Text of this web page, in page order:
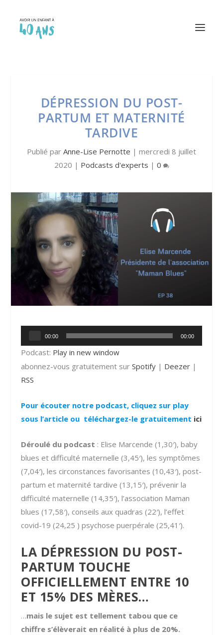
DÉPRESSION DU POST-
PARTUM ET MATERNITÉ
TARDIVE
Publié par Anne-Lise Pernotte | mercredi 8 juillet
2020 | Podcasts d'experts | 0
audio
00:00 00:00
Podcast: Play in new window
abonnez-vous gratuitement surSpotify | Deezer |
RSS
Pour écouter notre podcast, cliquez sur play
sous l’article ou téléchargez-le gratuitement ici
Déroulé du podcast : Elise Marcende (1,30′), baby
blues et difficulté maternelle (3,45′), les symptômes
(7,04′), les circonstances favorisantes (10,43′), post-
partum et maternité tardive (13,15′), prévenir la
difficulté maternelle (14,35′), l’association Maman
blues (17,58′), conseils aux quadras (22′), l’effet
covid-19 (24,25 ) psychose puerpérale (25,41′).
LA DÉPRESSION DU POST-
PARTUM TOUCHE
OFFICIELLEMENT ENTRE 10
ET 15% DES MÈRES…
…mais le sujet est tellement tabou que ce
chiffre s’élèverait en réalité à plus de 20%.